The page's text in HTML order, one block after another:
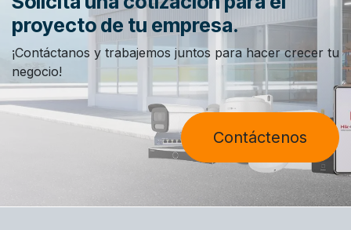
proyecto de tu empresa.
¡Contáctanos y trabajemos juntos para hacer crecer tu
negocio!
Contáctenos